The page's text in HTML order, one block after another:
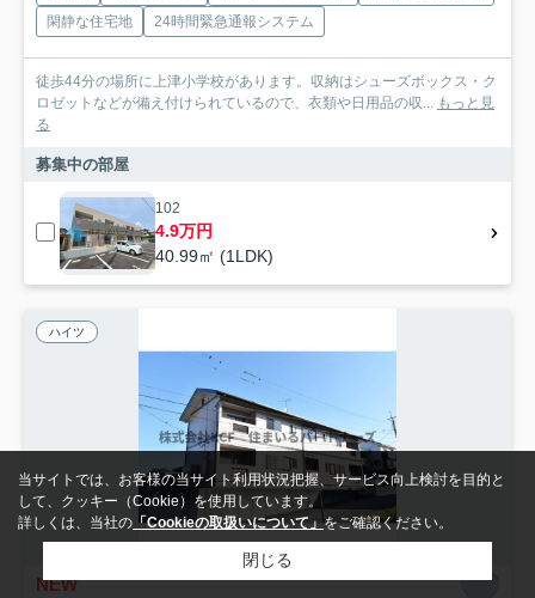
閑静な住宅地
24時間緊急通報システム
徒歩44分の場所に上津小学校があります。収納はシューズボックス・ク
ロゼットなどが備え付けられているので、衣類や日用品の収...
もっと見
る
募集中の部屋
102
4.9万円
40.99㎡ (1LDK)
ハイツ
NEW
当サイトでは、お客様の当サイト利用状況把握、サービス向上検討を目的と
して、クッキー（Cookie）を使用しています。
詳しくは、当社の 「Cookieの取扱いについて」をご確認ください。
閉じる